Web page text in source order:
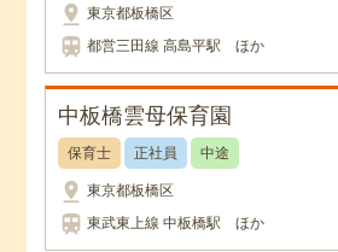
pin_drop 東京都板橋区
train 都営三田線 高島平駅 ほか
中板橋雲母保育園
保育士 正社員 中途
pin_drop 東京都板橋区
train 東武東上線 中板橋駅 ほか